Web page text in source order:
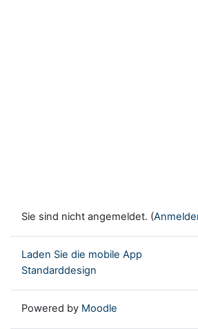
Sie sind nicht angemeldet. (
Laden Sie die mobile App
Standarddesign
Powered by Moodle